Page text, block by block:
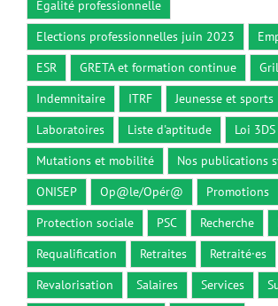
Egalité professionnelle
Elections professionnelles juin 2023
ESR
GRETA et formation continue
Indemnitaire
ITRF
Jeunesse et sports
Laboratoires
Liste d'aptitude
Loi
Mutations et mobilité
Nos publications
ONISEP
Op@le/Opér@
Promotions
Protection sociale
PSC Recherche
Requalification
Retraites
Retraité·es
Revalorisation
Salaires Services